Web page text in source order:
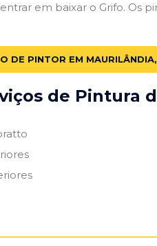
em baixar o Grifo. Os
DE PINTOR EM
de Pintura